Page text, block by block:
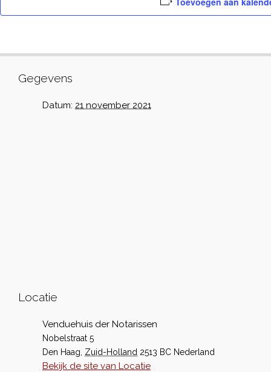
Gegevens
Datum: 21 november 2021
Locatie
Venduehuis der Notarissen
Nobelstraat 5
Den Haag Zuid-Holland 2513 BC Nederland
Bekijk de site van Locatie